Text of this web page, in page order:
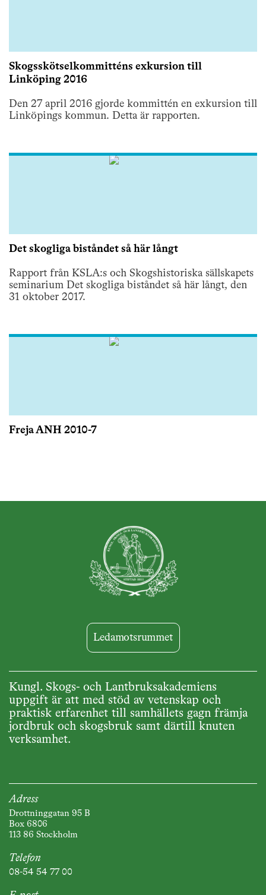
Skogsskötselkommitténs exkursion till
Linköping 2016
Den 27 april 2016 gjorde kommittén en exkursion till
Linköpings kommun. Detta är rapporten.
Det skogliga biståndet så här långt
Rapport från KSLA:s och Skogshistoriska sällskapets
seminarium Det skogliga biståndet så här långt, den
31 oktober 2017.
Freja ANH 2010-7
Ledamotsrummet
Kungl. Skogs- och Lantbruksakademiens
uppgift är att med stöd av vetenskap och
praktisk erfarenhet till samhällets gagn främja
jordbruk och skogsbruk samt därtill knuten
verksamhet.
Adress
Drottninggatan 95 B
Box 6806
113 86 Stockholm
Telefon
08-54 54 77 00